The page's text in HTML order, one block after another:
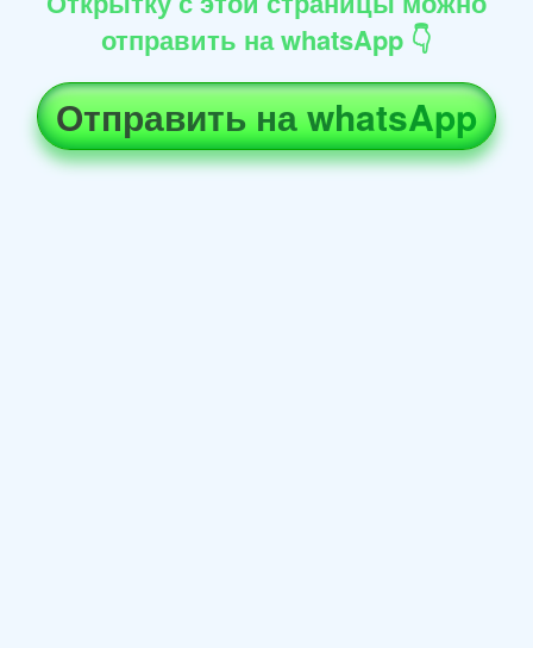
отправить на whatsApp 👇
Отправить на whatsApp